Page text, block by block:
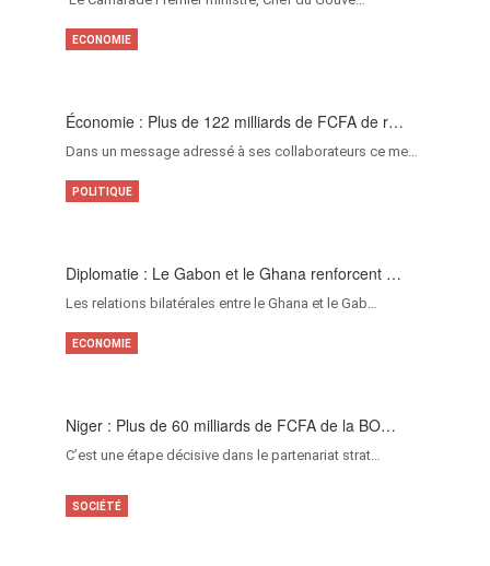
Économie : Plus de 122 milliards de FCFA de r…
Dans un message adressé à ses collaborateurs ce me…
ECONOMIE
Diplomatie : Le Gabon et le Ghana renforcent …
Les relations bilatérales entre le Ghana et le Gab…
POLITIQUE
Niger : Plus de 60 milliards de FCFA de la BO…
C’est une étape décisive dans le partenariat strat…
ECONOMIE
SOCIÉTÉ